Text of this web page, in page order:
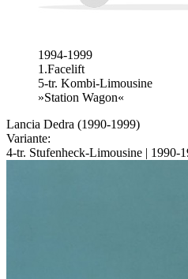
1994-1999
1.Facelift
5-tr. Kombi-Limousine
»Station Wagon«
Lancia Dedra (1990-1999)
Variante:
4-tr. Stufenheck-Limousine | 1990-